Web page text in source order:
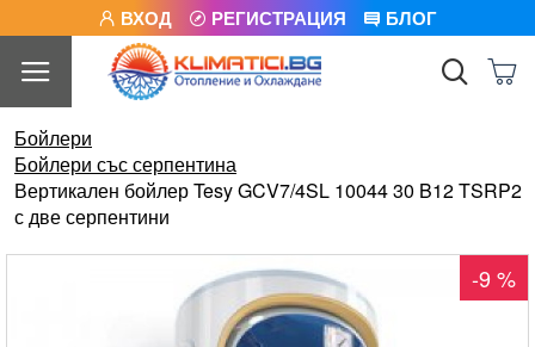
ВХОД РЕГИСТРАЦИЯ БЛОГ
Бойлери
Бойлери със серпентина
Вертикален бойлер Tesy GCV7/4SL 10044 30 B12 TSRP2
с две серпентини
-9 %